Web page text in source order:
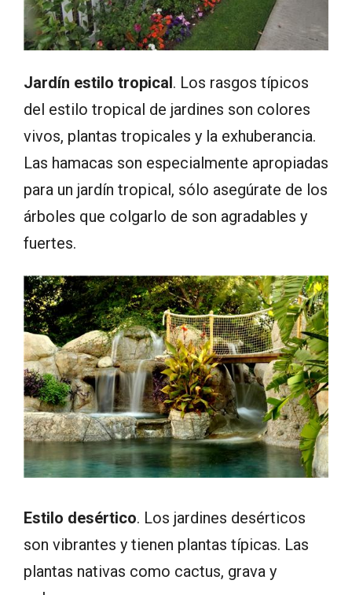
Jardín estilo tropical. Los rasgos típicos
del estilo tropical de jardines son colores
vivos, plantas tropicales y la exhuberancia.
Las hamacas son especialmente apropiadas
para un jardín tropical, sólo asegúrate de los
árboles que colgarlo de son agradables y
fuertes.
Estilo desértico. Los jardines desérticos
son vibrantes y tienen plantas típicas. Las
plantas nativas como cactus, grava y